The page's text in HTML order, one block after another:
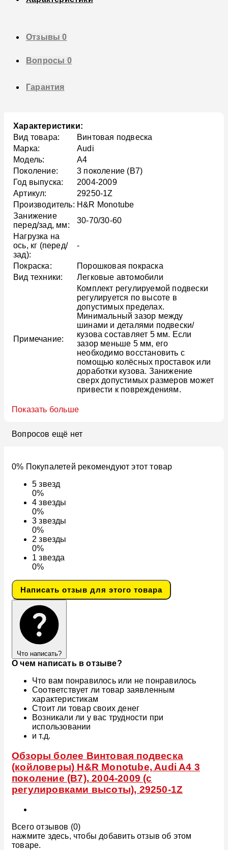
Отзывы0
Вопросы 0
Гарантия
Характеристики:
Вид товара:
Винтовая подвеска
Марка:
Audi
Модель:
A4
Поколение:
3 поколение (B7)
Год выпуска:
2004-2009
Артикул:
29250-1Z
Производитель: H&R Monotube
Занижение
перед/зад, мм:
30-70/30-60
Нагрузка на
ось, кг (перед/
зад):
-
Покраска:
Порошковая покраска
Вид техники:
Легковые автомобили
Примечание:
Комплект регулируемой подвески
регулируется по высоте в
допустимых пределах.
Минимальный зазор между
шинами и деталями подвески/
кузова составляет 5 мм. Если
зазор меньше 5 мм, его
необходимо восстановить с
помощью колёсных проставок или
доработки кузова. Занижение
сверх допустимых размеров может
привести к повреждениям.
Показать больше
Вопросов ещё нет
0% Покупалетей рекомендуют этот товар
5звезд
0%
4звезды
0%
3звезды
0%
2звезды
0%
1звезда
0%
Написать отзыв для этого товара
Что написать?
О чем написать в отзыве?
Что вам понравилось или не понравилось
Соответствует ли товар заявленным
характеристикам
Стоит ли товар своих денег
Возникали ли у вас трудности при
использовании
и т.д.
Обзоры более Винтовая подвеска
(койловеры) H&R Monotube, Audi A4 3
поколение (B7), 2004-2009 (с
регулировками высоты), 29250-1Z
Всего отзывов (0)
нажмите здесь, чтобы добавить отзыв об этом
товаре.